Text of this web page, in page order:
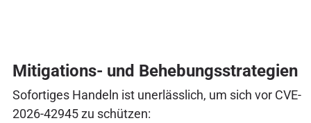
Mitigations- und Behebungsstrategien
Sofortiges Handeln ist unerlässlich, um sich vor CVE-
2026-42945 zu schützen: